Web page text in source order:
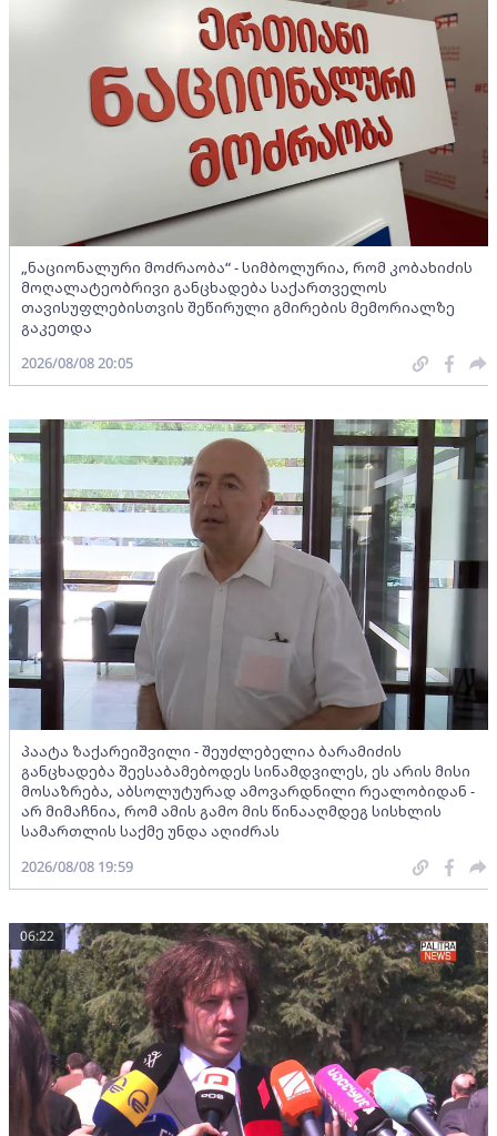
„ნაციონალური მოძრაობა“ - სიმბოლურია, რომ კობახიძის
მოღალატეობრივი განცხადება საქართველოს
თავისუფლებისთვის შეწირული გმირების მემორიალზე
გაკეთდა
2026/08/08 20:05
პაატა ზაქარეიშვილი - შეუძლებელია ბარამიძის
განცხადება შეესაბამებოდეს სინამდვილეს, ეს არის მისი
მოსაზრება, აბსოლუტურად ამოვარდნილი რეალობიდან -
არ მიმაჩნია, რომ ამის გამო მის წინააღმდეგ სისხლის
სამართლის საქმე უნდა აღიძრას
2026/08/08 19:59
06:22